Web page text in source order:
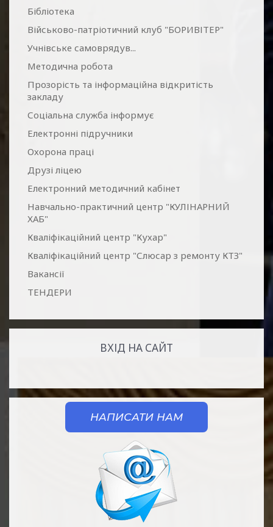
Бібліотека
Військово-патріотичний клуб "БОРИВІТЕР"
Учнівське самоврядув...
Методична робота
Прозорість та інформаційна відкритість
закладу
Соціальна служба інформує
Електронні підручники
Охорона праці
Друзі ліцею
Електронний методичний кабінет
Навчально-практичний центр "КУЛІНАРНИЙ
ХАБ"
Кваліфікаційний центр "Кухар"
Кваліфікаційний центр "Слюсар з ремонту КТЗ"
Вакансії
ТЕНДЕРИ
ВХІД НА САЙТ
НАПИСАТИ НАМ